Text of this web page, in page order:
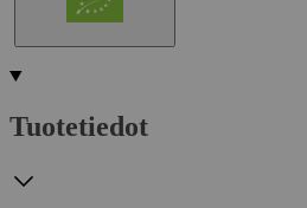
Tuotetiedot